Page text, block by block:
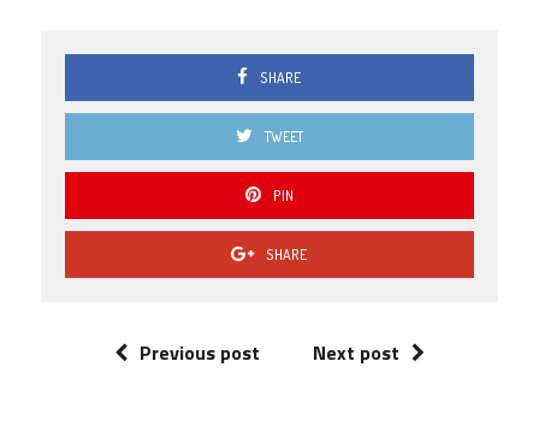
SHARE
TWEET
PIN
SHARE
Previous post Next post